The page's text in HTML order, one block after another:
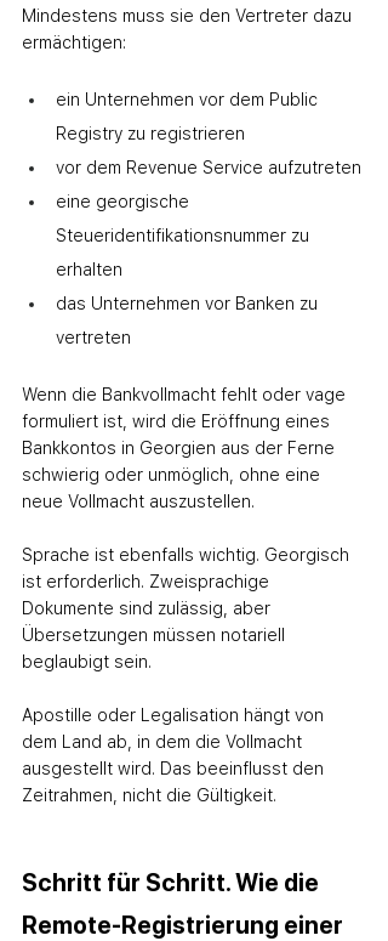
Mindestens muss sie den Vertreter dazu
ermächtigen:
ein Unternehmen vor dem Public
Registry zu registrieren
vor dem Revenue Service aufzutreten
eine georgische
Steueridentifikationsnummer zu
erhalten
das Unternehmen vor Banken zu
vertreten
Wenn die Bankvollmacht fehlt oder vage
formuliert ist, wird die Eröffnung eines
Bankkontos in Georgien aus der Ferne
schwierig oder unmöglich, ohne eine
neue Vollmacht auszustellen.
Sprache ist ebenfalls wichtig. Georgisch
ist erforderlich. Zweisprachige
Dokumente sind zulässig, aber
Übersetzungen müssen notariell
beglaubigt sein.
Apostille oder Legalisation hängt von
dem Land ab, in dem die Vollmacht
ausgestellt wird. Das beeinflusst den
Zeitrahmen, nicht die Gültigkeit.
Schritt für Schritt. Wie die
Remote-Registrierung einer